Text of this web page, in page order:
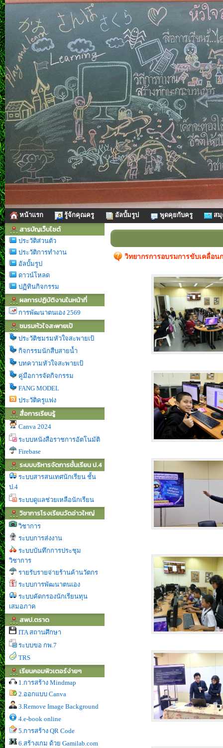
หน้าแรก รู้จ้กคุณครู อัลบั้มรูป พูดคุยกับครู สมุ
สารบัญเว็บไซต์
ประวัติส่วนตัว
ประวัติการทำงาน
อัลบั้มรูป
ดาวน์โหลด
ปฏิทินกิจกรรม
ผลการปฏิบัติงานในหน้าที่
การพัฒนาตนเอง 2569
ชมรมหัวใจสะพายเป้
ประวัติชมรมหัวใจสะพายเป้
กิจกรรมนักสืบสายน้ำ
บทความหัวใจสะพายเป้
คู่มือการจัดกิจกรรม
FANG MODEL
ประวัติครูแฟง
สื่อการเรียนรู้
Canva 2024
ระบบหนังสือราชการอัตโนมัติ
Firebase
ระบบบริหารจัดการชั้นเรียน ป.4
ระบบสารสนเทศนักเรียน ชั้น
ป.4
ระบบดูแลช่วยเหลือนักเรียน
วิชาการโรงเรียนวัดอ่าวใหญ่
วิชาการ
ระบบการส่งงาน
ระบบบันทึกการประชุม
วิชาการ
รายรับรายจ่ายร้านค้านวัตกร
ระบบการพัฒนาตนเอง
ระบบคัดกรองนักเรียนทุน
เสมอภาค
สพป.ตราด
ITA สถานศึกษา
ระบบขอ กพ.7
TRS
เรียนคอมพิวเตอร์ง่ายๆ
1.การสร้าง Mindmap
2.ออกแบบ Canva
3.Remove Image Background
4.e-book online
5.การสร้าง QR Code
6.สร้างเกม ด้วย Gamilab.com
วิทยากรการอบรมการขับเคลื่อน